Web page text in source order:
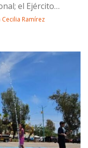
el Ejército
la transición
Cecilia Ramírez